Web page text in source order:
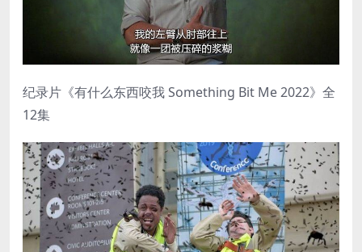
纪录片《有什么东西咬我 Something Bit Me 2022》全
12集